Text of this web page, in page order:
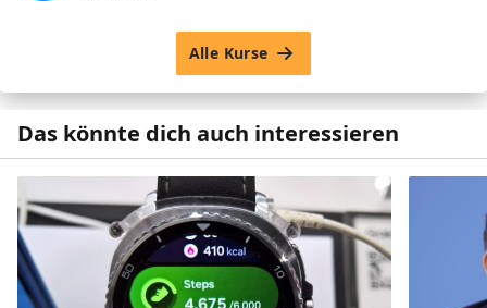
Alle Kurse
Das könnte dich auch interessieren